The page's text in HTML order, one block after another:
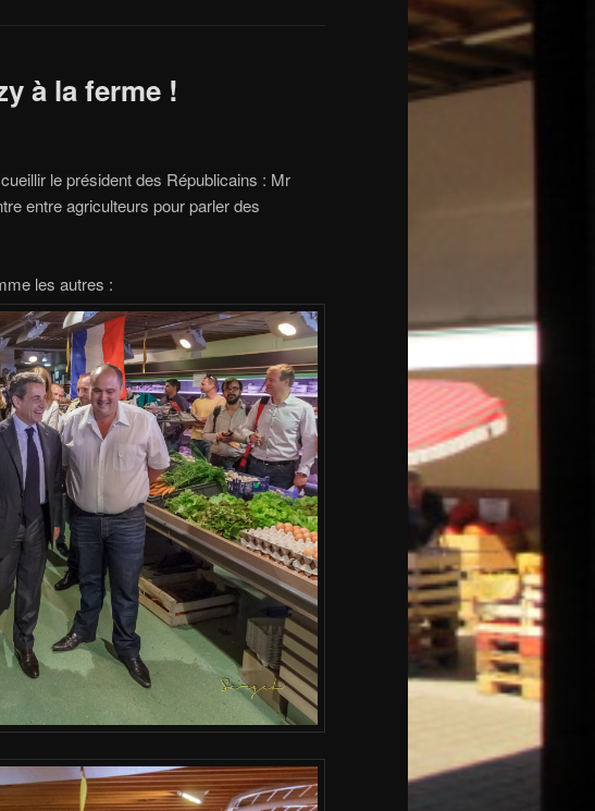
à la ferme !
le président des Républicains : Mr
entre agriculteurs pour parler des
les autres :